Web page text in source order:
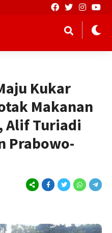
Kukar
Makanan
Alif Turiadi
Prabowo-